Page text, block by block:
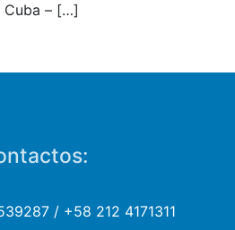
– […]
/ +58 212 4171311